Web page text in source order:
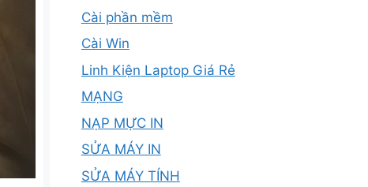
Cài phần mềm
Cài Win
Linh Kiện Laptop Giá Rẻ
MẠNG
NẠP MỰC IN
SỬA MÁY IN
SỬA MÁY TÍNH